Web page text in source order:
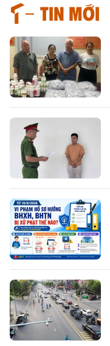
Tin mới